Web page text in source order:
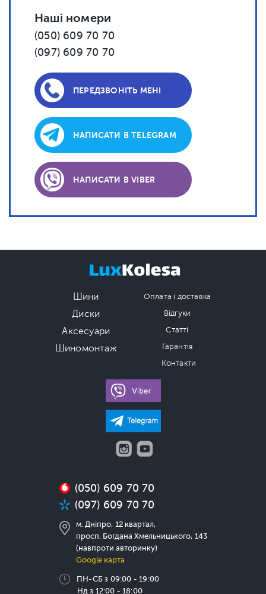
Наші номери
(050) 609 70 70
(097) 609 70 70
ПЕРЕДЗВОНІТЬ МЕНІ
НАПИСАТИ В TELEGRAM
НАПИСАТИ В VIBER
Шини
Диски
Аксесуари
Шиномонтаж
Оплата і доставка
Відгуки
Статті
Гарантія
Контакти
(050) 609 70 70
(097) 609 70 70
м. Дніпро, 12 квартал,
просп. Богдана Хмельницького, 143
(навпроти авторинку)
Google карта
ПН-СБ з 09:00 - 19:00
Нд з 12:00 - 18:00